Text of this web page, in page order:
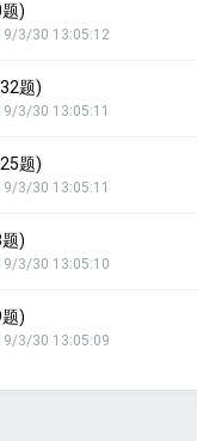
)
3/30 13:05:12
题)
3/30 13:05:11
题)
3/30 13:05:11
)
3/30 13:05:10
)
3/30 13:05:09